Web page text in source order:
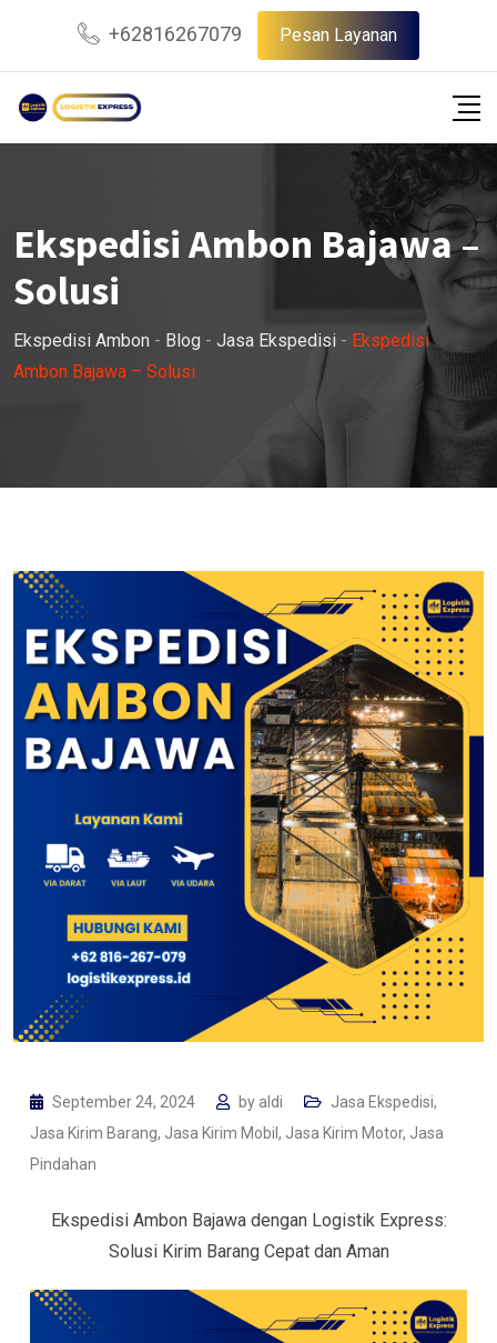
content
+62816267079 Pesan Layanan
Ekspedisi Ambon Bajawa –
Solusi
Ekspedisi Ambon - Blog - Jasa Ekspedisi - Ekspedisi
Ambon Bajawa – Solusi
September 24, 2024 by aldi Jasa Ekspedisi,
Jasa Kirim Barang, Jasa Kirim Mobil , Jasa Kirim Motor, Jasa
Pindahan
Ekspedisi Ambon Bajawa dengan Logistik Express:
Solusi Kirim Barang Cepat dan Aman